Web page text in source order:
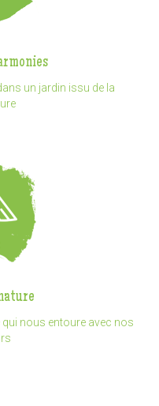
un jardin issu de la
nous entoure avec nos